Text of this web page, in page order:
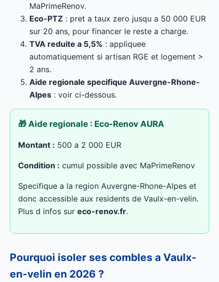
MaPrimeRenov.
Eco-PTZ : pret a taux zero jusqu a 50 000 EUR
sur 20 ans, pour financer le reste a charge.
TVA reduite a 5,5% : appliquee
automatiquement si artisan RGE et logement >
2 ans.
Aide regionale specifique Auvergne-Rhone-
Alpes : voir ci-dessous.
🎁 Aide regionale : Eco-Renov AURA
Montant : 500 a 2 000 EUR
Condition : cumul possible avec MaPrimeRenov
Specifique a la region Auvergne-Rhone-Alpes et
donc accessible aux residents de Vaulx-en-velin.
Plus d infos sur eco-renov.fr.
Pourquoi isoler ses combles a Vaulx-
en-velin en 2026 ?